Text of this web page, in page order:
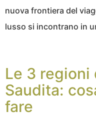
nuova frontiera del
lusso si incontrano in
Le 3 regioni
Saudita:
fare